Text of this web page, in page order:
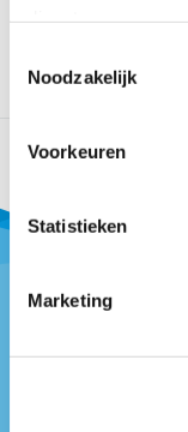
Noodzakelijk
Voorkeuren
Statistieken
Marketing